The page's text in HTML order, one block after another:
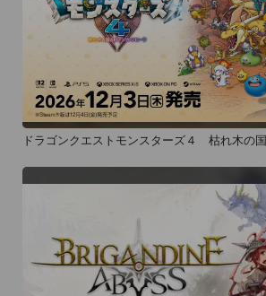
ドラゴンクエストモンスターズ４ 枯れ木の